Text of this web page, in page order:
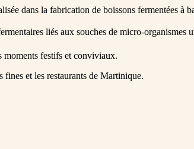
dans la fabrication de boissons fermentées à
liés aux souches de micro-organismes
moments festifs et conviviaux.
fines et les restaurants de Martinique.